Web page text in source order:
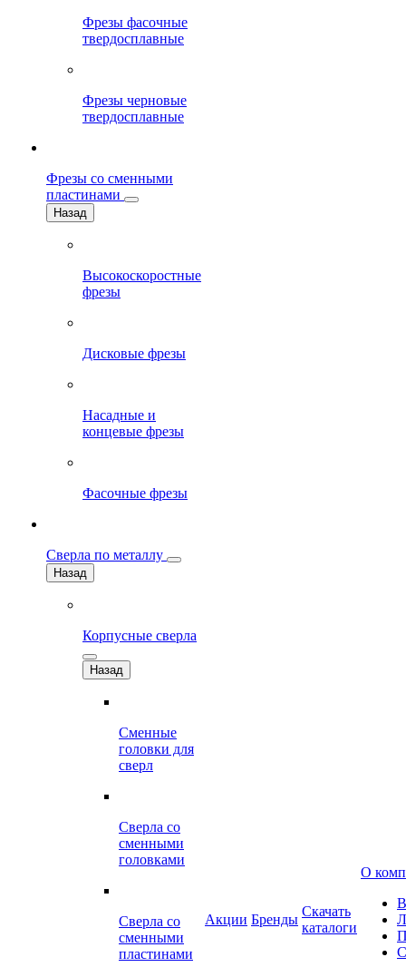
Фрезы фасочные
твердосплавные
Фрезы черновые
твердосплавные
Фрезы со сменными
пластинами
Назад
Высокоскоростные
фрезы
Дисковые фрезы
Насадные и
концевые фрезы
Фасочные фрезы
Сверла по металлу
Назад
Корпусные сверла
Назад
Сменные
головки для
сверл
Сверла со
сменными
головками
Сверла со
сменными
пластинами
Акции Бренды
Скачать
каталоги
О